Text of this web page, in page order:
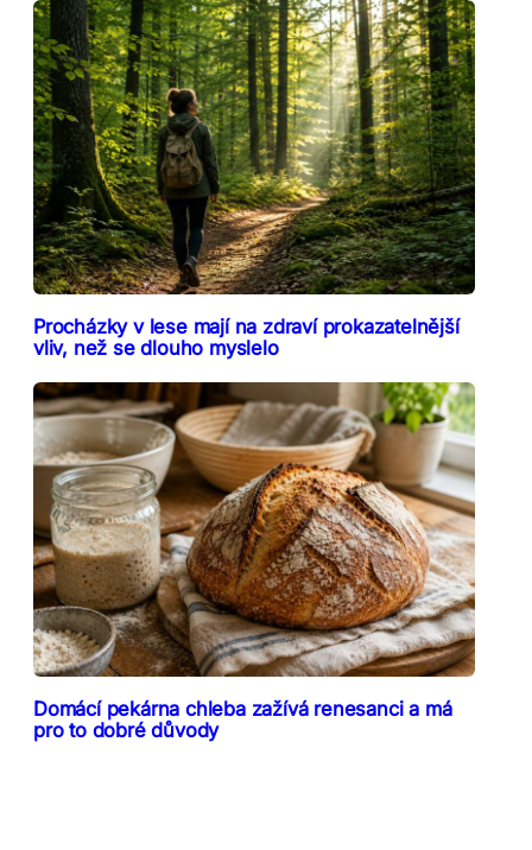
Procházky v lese mají na zdraví prokazatelnější
vliv, než se dlouho myslelo
Domácí pekárna chleba zažívá renesanci a má
pro to dobré důvody